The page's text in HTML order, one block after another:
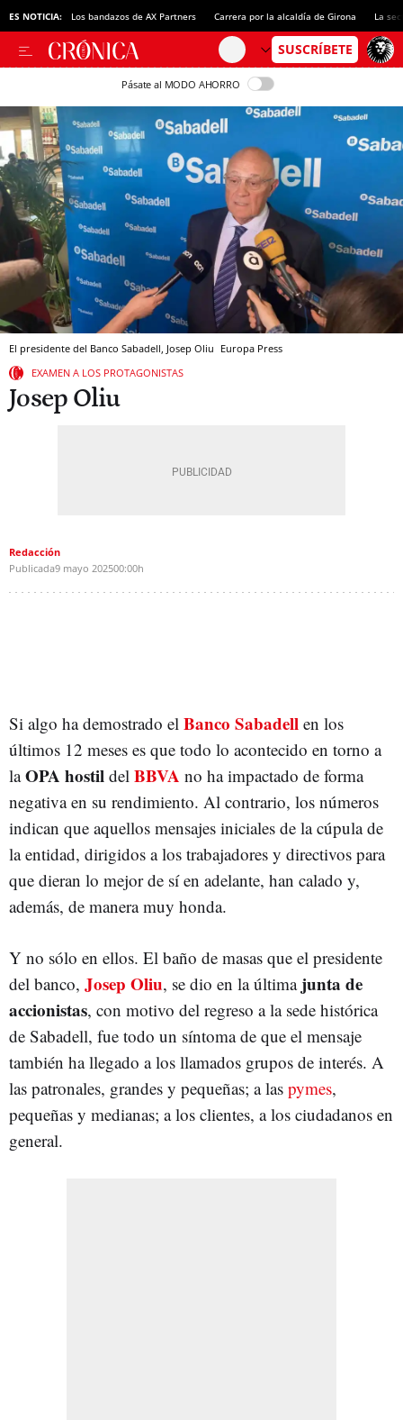
ES NOTICIA: Los bandazos de AX Partners Carrera por la alcaldía de Girona La
Pásate al MODO AHORRO
El presidente del Banco Sabadell, Josep Oliu Europa Press
EXAMEN A LOS PROTAGONISTAS
Josep Oliu
Redacción
Publicada9 mayo 202500:00h
Si algo ha demostrado el Banco Sabadell en los
últimos 12 meses es que todo lo acontecido en torno a
laOPA hostil del BBVA no ha impactado de forma
negativa en su rendimiento. Al contrario, los números
indican que aquellos mensajes iniciales de la cúpula de
la entidad, dirigidos a los trabajadores y directivos para
que dieran lo mejor de sí en adelante, han calado y,
además, de manera muy honda.
Y no sólo en ellos. El baño de masas que el presidente
del banco, Josep Oliu, se dio en la última junta de
accionistas, con motivo del regreso a la sede histórica
de Sabadell, fue todo un síntoma de que el mensaje
también ha llegado a los llamados grupos de interés. A
las patronales, grandes y pequeñas; a las pymes,
pequeñas y medianas; a los clientes, a los ciudadanos en
general.